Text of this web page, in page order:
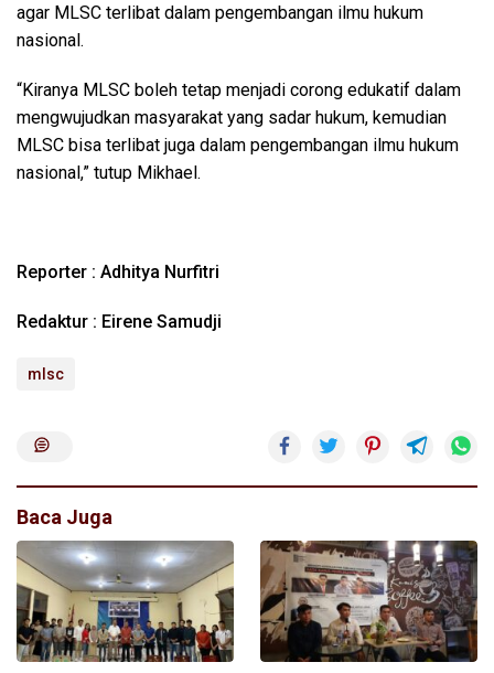
agar MLSC terlibat dalam pengembangan ilmu hukum
nasional.
“Kiranya MLSC boleh tetap menjadi corong edukatif dalam
mengwujudkan masyarakat yang sadar hukum, kemudian
MLSC bisa terlibat juga dalam pengembangan ilmu hukum
nasional,” tutup Mikhael.
Reporter : Adhitya Nurfitri
Redaktur : Eirene Samudji
mlsc
Baca Juga